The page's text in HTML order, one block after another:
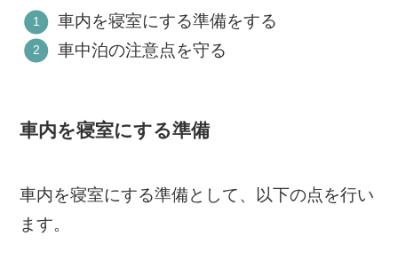
車内を寝室にする準備をする
車中泊の注意点を守る
車内を寝室にする準備
車内を寝室にする準備として、以下の点を行い
ます。